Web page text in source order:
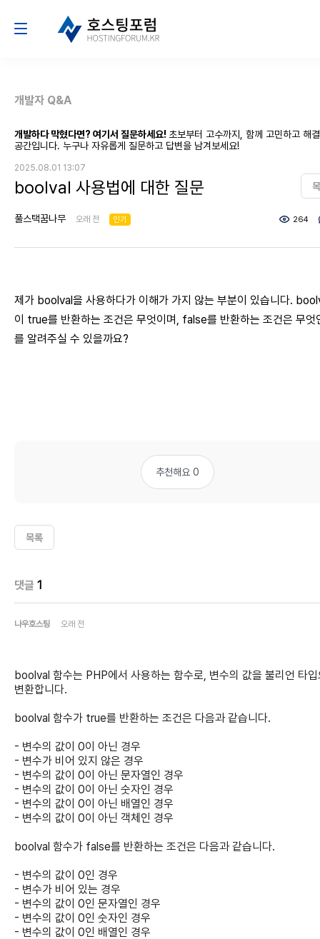
개발자 Q&A
개발하다 막혔다면? 여기서 질문하세요! 초보부터 고수까지, 함께 고민하고 해
공간입니다. 누구나 자유롭게 질문하고 답변을 남겨보세요!
2025.08.01 13:07
boolval 사용법에 대한 질문
풀스택꿈나무 오래 전 인기 264
제가 boolval을 사용하다가 이해가 가지 않는 부분이 있습니다.
이 true를 반환하는 조건은 무엇이며, false를 반환하는 조건은 무엇
를 알려주실 수 있을까요?
추천해요 0
목록
댓글 1
나우호스팅 오래 전
boolval 함수는 PHP에서 사용하는 함수로, 변수의 값을 불리언 타
변환합니다.
boolval 함수가 true를 반환하는 조건은 다음과 같습니다.
- 변수의 값이 0이 아닌 경우
- 변수가 비어 있지 않은 경우
- 변수의 값이 0이 아닌 문자열인 경우
- 변수의 값이 0이 아닌 숫자인 경우
- 변수의 값이 0이 아닌 배열인 경우
- 변수의 값이 0이 아닌 객체인 경우
boolval 함수가 false를 반환하는 조건은 다음과 같습니다.
- 변수의 값이 0인 경우
- 변수가 비어 있는 경우
- 변수의 값이 0인 문자열인 경우
- 변수의 값이 0인 숫자인 경우
- 변수의 값이 0인 배열인 경우